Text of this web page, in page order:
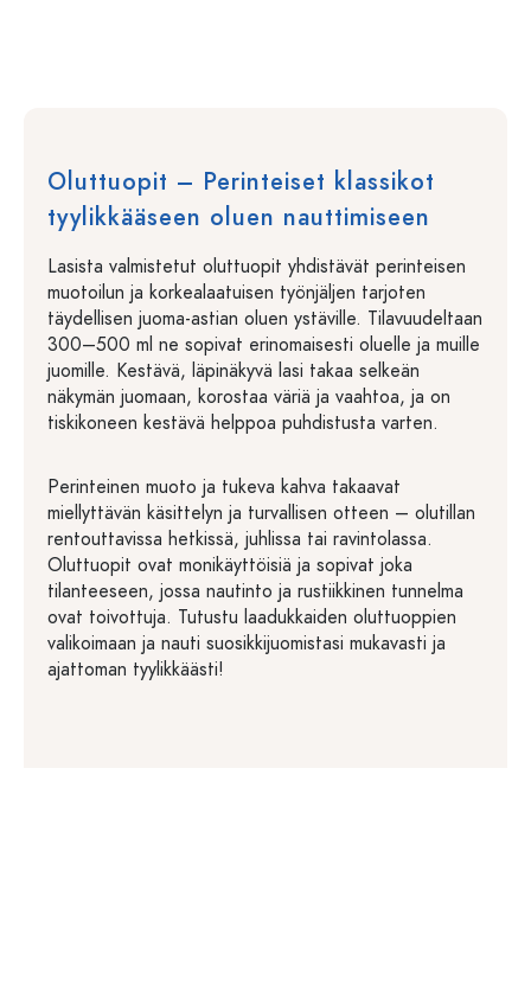
Oluttuopit – Perinteiset klassikot
tyylikkääseen oluen nauttimiseen
Lasista valmistetut oluttuopit yhdistävät perinteisen
muotoilun ja korkealaatuisen työnjäljen tarjoten
täydellisen juoma-astian oluen ystäville. Tilavuudeltaan
300–500 ml ne sopivat erinomaisesti oluelle ja muille
juomille. Kestävä, läpinäkyvä lasi takaa selkeän
näkymän juomaan, korostaa väriä ja vaahtoa, ja on
tiskikoneen kestävä helppoa puhdistusta varten.
Perinteinen muoto ja tukeva kahva takaavat
miellyttävän käsittelyn ja turvallisen otteen – olutillan
rentouttavissa hetkissä, juhlissa tai ravintolassa.
Oluttuopit ovat monikäyttöisiä ja sopivat joka
tilanteeseen, jossa nautinto ja rustiikkinen tunnelma
ovat toivottuja. Tutustu laadukkaiden oluttuoppien
valikoimaan ja nauti suosikkijuomistasi mukavasti ja
ajattoman tyylikkäästi!